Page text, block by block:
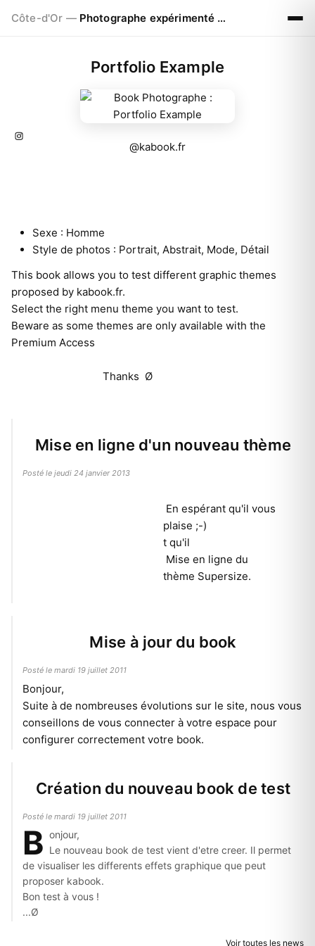
Côte-d'Or — Photographe expérimenté de 42ans
Portfolio Example
@kabook.fr
Sexe : Homme
Style de photos : Portrait, Abstrait, Mode, Détail
This book allows you to test different graphic themes
proposed by kabook.fr.
Select the right menu theme you want to test.
Beware as some themes are only available with the
Premium Access
Thanks Ø
Mise en ligne d'un nouveau thème
Posté le jeudi 24 janvier 2013
En espérant qu'il vous
plaise ;-)
t qu'il
Mise en ligne du
thème Supersize.
Mise à jour du book
Posté le mardi 19 juillet 2011
Bonjour,
Suite à de nombreuses évolutions sur le site, nous vous
conseillons de vous connecter à votre espace pour
configurer correctement votre book.
Création du nouveau book de test
Posté le mardi 19 juillet 2011
B onjour,
Le nouveau book de test vient d'etre creer. Il permet
de visualiser les differents effets graphique que peut
proposer kabook.
Bon test à vous !
...Ø
Voir toutes les news